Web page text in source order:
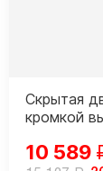
Скрытая
кромкой
10 589